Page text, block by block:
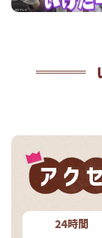
24時間